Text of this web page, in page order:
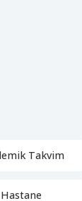
Takvim
Hastane